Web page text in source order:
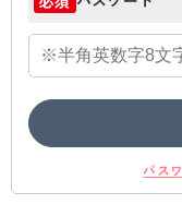
パス